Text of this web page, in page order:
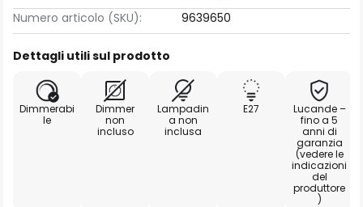
Numero articolo (SKU):
9639650
Dettagli utili sul prodotto
Dimmerabi
le
Dimmer
non
incluso
Lampadin
a non
inclusa
E27
Lucande –
fino a 5
anni di
garanzia
(vedere le
indicazioni
del
produttore
)